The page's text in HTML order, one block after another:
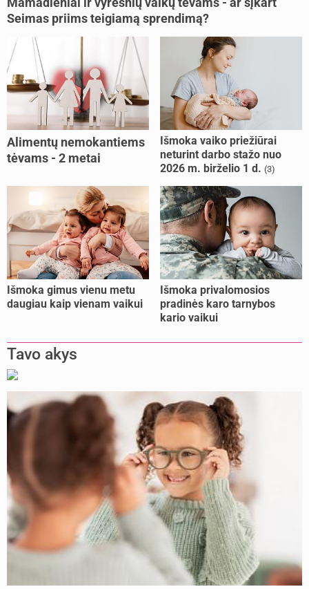
Seimas priims teigiamą sprendimą?
Alimentų nemokantiems
tėvams - 2 metai
Išmoka vaiko priežiūrai
neturint darbo stažo nuo
2026 m. birželio 1 d. (3)
Išmoka gimus vienu metu
daugiau kaip vienam vaikui
Išmoka privalomosios
pradinės karo tarnybos
kario vaikui
Tavo akys